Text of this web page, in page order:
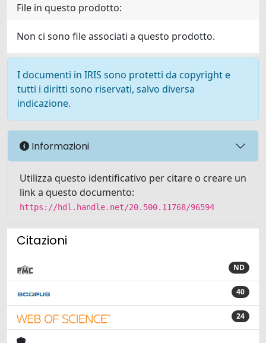
File in questo prodotto:
Non ci sono file associati a questo prodotto.
I documenti in IRIS sono protetti da copyright e
tutti i diritti sono riservati, salvo diversa
indicazione.
Informazioni
Utilizza questo identificativo per citare o creare un
link a questo documento:
https://hdl.handle.net/20.500.11768/96594
Citazioni
ND
40
24